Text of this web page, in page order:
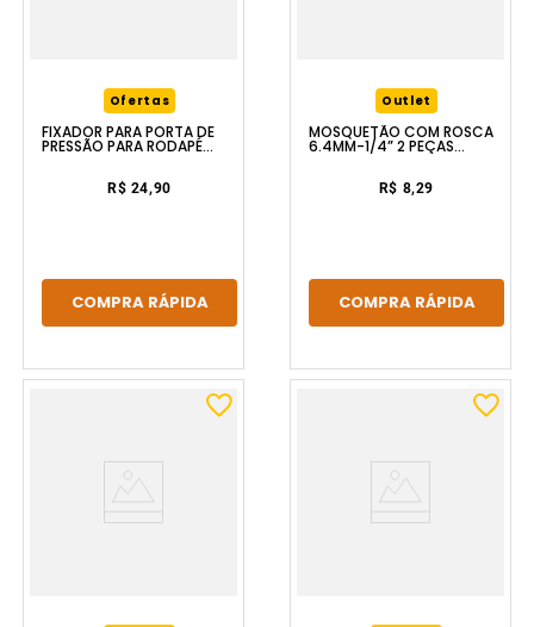
Ofertas
FIXADOR PARA PORTA DE
PRESSÃO PARA RODAPÉ
R$ 24,90
COMPRA RÁPIDA
Outlet
MOSQUETÃO COM ROSCA
6.4MM-1/4” 2 PEÇAS
R$ 8,29
COMPRA RÁPIDA